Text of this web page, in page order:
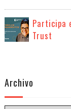
Participa
Trust
Archivo